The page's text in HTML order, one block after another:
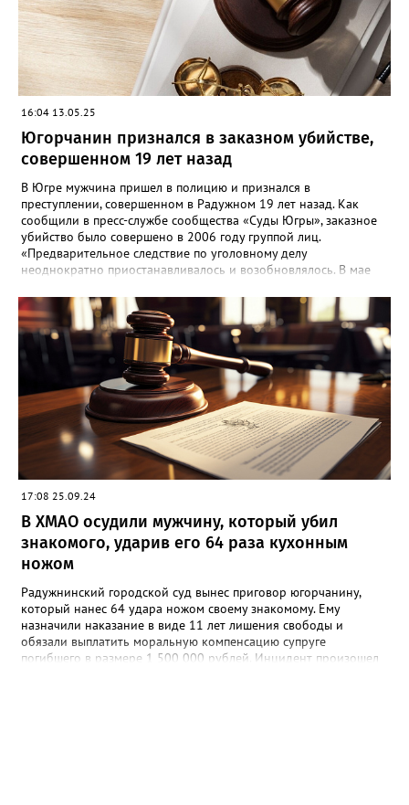
16:04 13.05.25
Югорчанин признался в заказном убийстве,
совершенном 19 лет назад
В Югре мужчина пришел в полицию и признался в
преступлении, совершенном в Радужном 19 лет назад. Как
сообщили в пресс-службе сообщества «Суды Югры», заказное
убийство было совершено в 2006 году группой лиц.
«Предварительное следствие по уголовному делу
неоднократно приостанавливалось и возобновлялось. В мае
было вновь возобновлено, в связи с явкой с повинной одного
из непосредственных участников преступления», - рассказали в
ведомстве. Трем гражданам, обвиняемым в убийстве, избрана
мера пресечения в виде заключения под стражу. Им грозит
наказание в виде лишения свободы на срок до двадцати лет,
либо пожизненным лишением свободы.
17:08 25.09.24
В ХМАО осудили мужчину, который убил
знакомого, ударив его 64 раза кухонным
ножом
Радужнинский городской суд вынес приговор югорчанину,
который нанес 64 удара ножом своему знакомому. Ему
назначили наказание в виде 11 лет лишения свободы и
обязали выплатить моральную компенсацию супруге
погибшего в размере 1 500 000 рублей. Инцидент произошел